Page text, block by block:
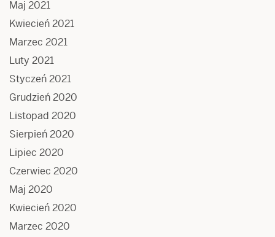
Maj 2021
Kwiecień 2021
Marzec 2021
Luty 2021
Styczeń 2021
Grudzień 2020
Listopad 2020
Sierpień 2020
Lipiec 2020
Czerwiec 2020
Maj 2020
Kwiecień 2020
Marzec 2020